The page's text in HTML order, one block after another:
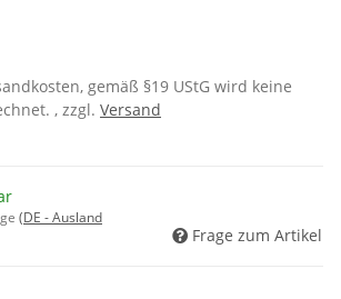
gemäß §19 UStG wird keine
, zzgl. Versand
(DE - Ausland
Frage zum Artikel